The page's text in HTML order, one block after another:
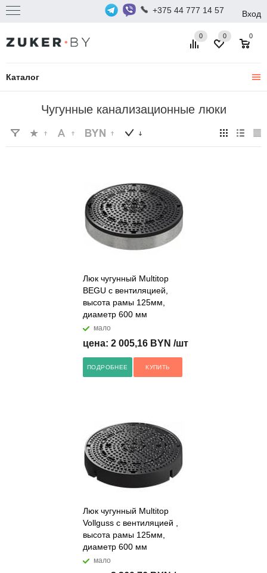
+375 44 777 14 57 Вход
Каталог
0 0
0
Чугунные канализационные люки
Люк чугунный Multitop
BEGU с вентиляцией,
высота рамы 125мм,
диаметр 600 мм
мало
цена: 2 005,16 BYN /шт
ПОДРОБНЕЕ КУПИТЬ
Люк чугунный Multitop
Vollguss с вентиляцией ,
высота рамы 125мм,
диаметр 600 мм
мало